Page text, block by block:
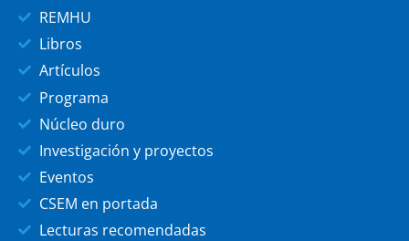
REMHU
Libros
Artículos
Programa
Núcleo duro
Investigación y proyectos
Eventos
CSEM en portada
Lecturas recomendadas